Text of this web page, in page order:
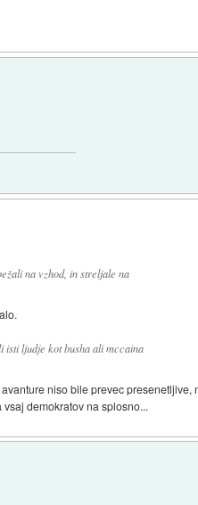
na vzhod, in streljale na
ljudje kot busha ali mccaina
niso bile prevec
demokratov na splosno...